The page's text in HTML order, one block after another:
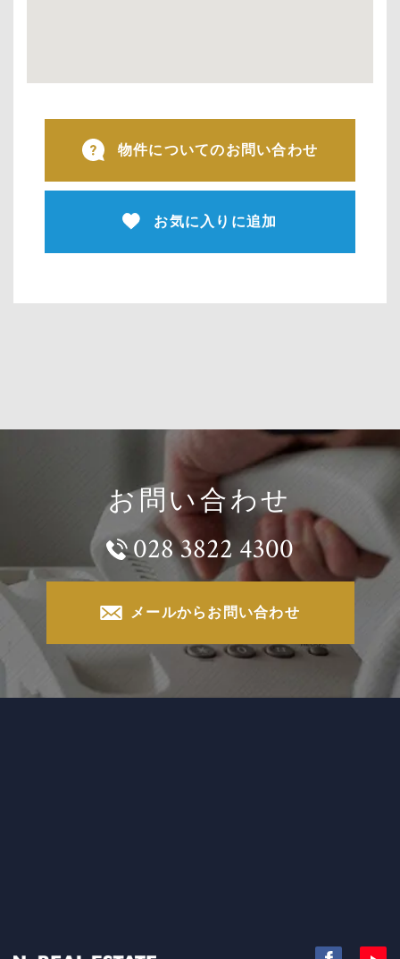
物件についてのお問い合わせ
お気に入りに追加
お問い合わせ
028 3822 4300
メールからお問い合わせ